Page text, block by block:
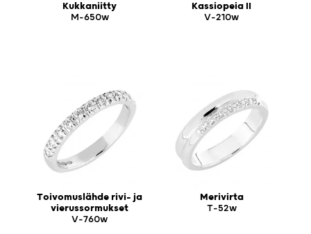
Kukkaniitty
M-650w
Kassiopeia II
V-210w
Toivomuslähde rivi- ja
vierussormukset
V-760w
Merivirta
T-52w